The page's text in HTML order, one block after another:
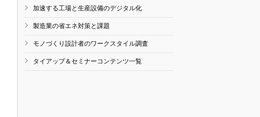
加速する工場と生産設備のデジタル化
製造業の省エネ対策と課題
モノづくり設計者のワークスタイル調査
タイアップ＆セミナーコンテンツ一覧